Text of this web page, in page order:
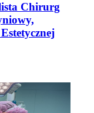
Chirurg